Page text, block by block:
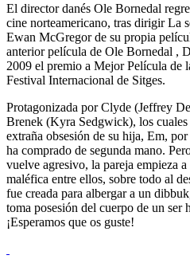
El director danés Ole Bornedal
cine norteamericano, tras dirigir La
Ewan McGregor de su propia
anterior película de Ole Bornedal ,
2009 el premio a Mejor Película de
Festival Internacional de Sitges.
Protagonizada por Clyde (Jeffrey
Brenek (Kyra Sedgwick), los
extraña obsesión de su hija, Em,
ha comprado de segunda mano.
vuelve agresivo, la pareja empieza
maléfica entre ellos, sobre todo al
fue creada para albergar a un
toma posesión del cuerpo de un ser
¡Esperamos que os guste!